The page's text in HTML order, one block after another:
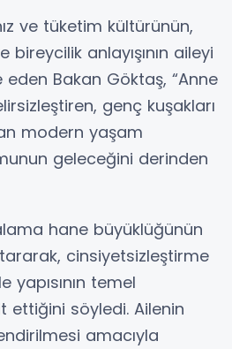
ve tüketim kültürünün,
bireycilik anlayışının aileyi
eden Bakan Göktaş, “Anne
genç kuşakları
modern yaşam
geleceğini derinden
hane büyüklüğünün
cinsiyetsizleştirme
yapısının temel
ettiğini söyledi. Ailenin
amacıyla